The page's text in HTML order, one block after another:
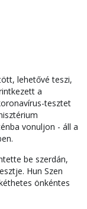
lehetővé teszi,
a
tesztet
vonuljon - áll a
be szerdán,
Hun Szen
önkéntes